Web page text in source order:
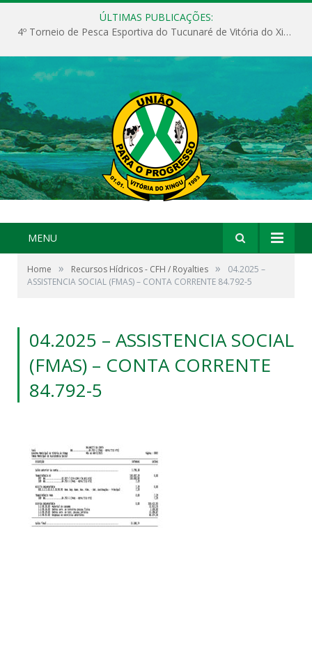
ÚLTIMAS PUBLICAÇÕES:
4º Torneio de Pesca Esportiva do Tucunaré de Vitória do Xingu
MENU
Home » Recursos Hídricos - CFH / Royalties »
04.2025 –
ASSISTENCIA SOCIAL (FMAS) – CONTA CORRENTE 84.792-5
04.2025 – ASSISTENCIA SOCIAL
(FMAS) – CONTA CORRENTE
84.792-5